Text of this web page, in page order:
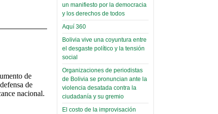
de
de
nacional.
un manifiesto por la democracia
y los derechos de todos
Aquí 360
Bolivia vive una coyuntura entre
el desgaste político y la tensión
social
Organizaciones de periodistas
de Bolivia se pronuncian ante la
violencia desatada contra la
ciudadanía y su gremio
El costo de la improvisación